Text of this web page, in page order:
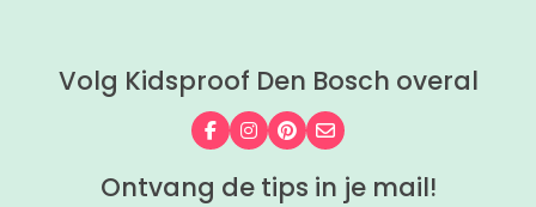
voor je verzameld.
Volg Kidsproof Den Bosch overal
Volg ons op Facebook
Volg ons op Instagram
Volg ons op Pinterest
Mail ons
Ontvang de tips in je mail!